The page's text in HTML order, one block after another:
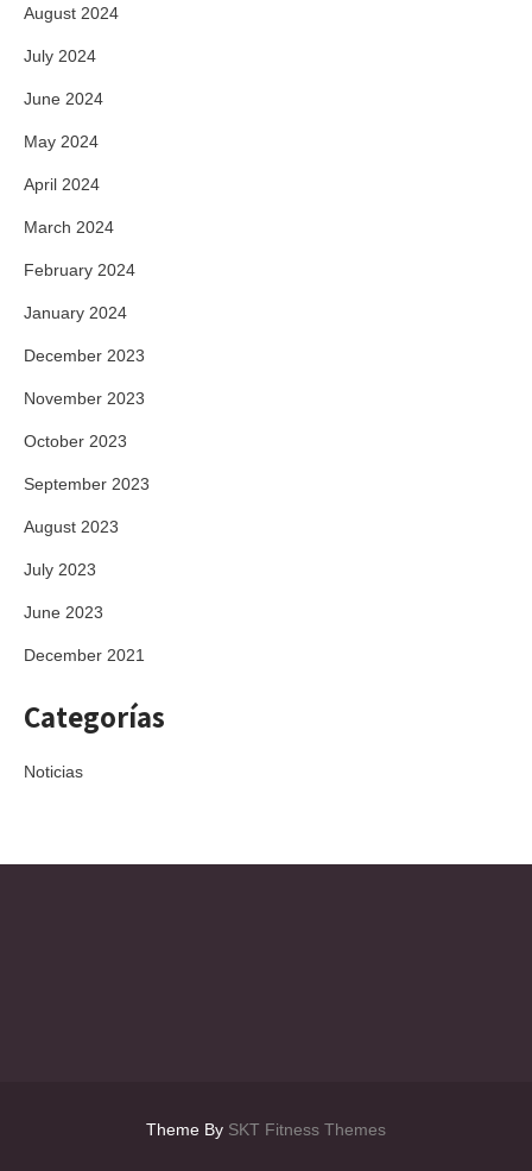
August 2024
July 2024
June 2024
May 2024
April 2024
March 2024
February 2024
January 2024
December 2023
November 2023
October 2023
September 2023
August 2023
July 2023
June 2023
December 2021
Categorías
Noticias
Theme By SKT Fitness Themes